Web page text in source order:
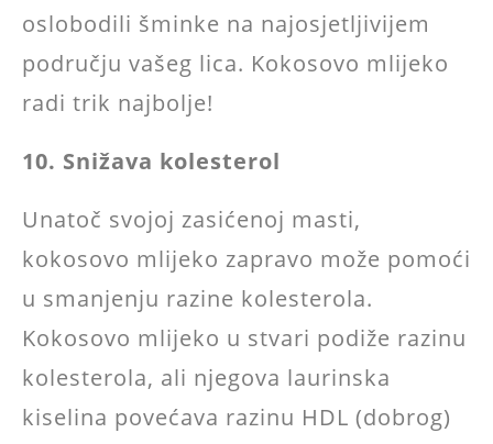
oslobodili šminke na najosjetljivijem
području vašeg lica. Kokosovo mlijeko
radi trik najbolje!
10. Snižava kolesterol
Unatoč svojoj zasićenoj masti,
kokosovo mlijeko zapravo može pomoći
u smanjenju razine kolesterola.
Kokosovo mlijeko u stvari podiže razinu
kolesterola, ali njegova laurinska
kiselina povećava razinu HDL (dobrog)